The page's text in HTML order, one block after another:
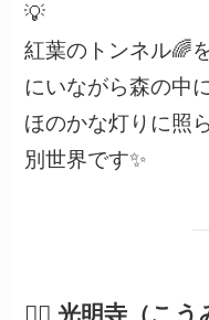
💡
紅葉のトンネル🌈
にいながら森の中
ほのかな灯りに照
別世界です✨
🚶‍♀️ 光明寺（こう